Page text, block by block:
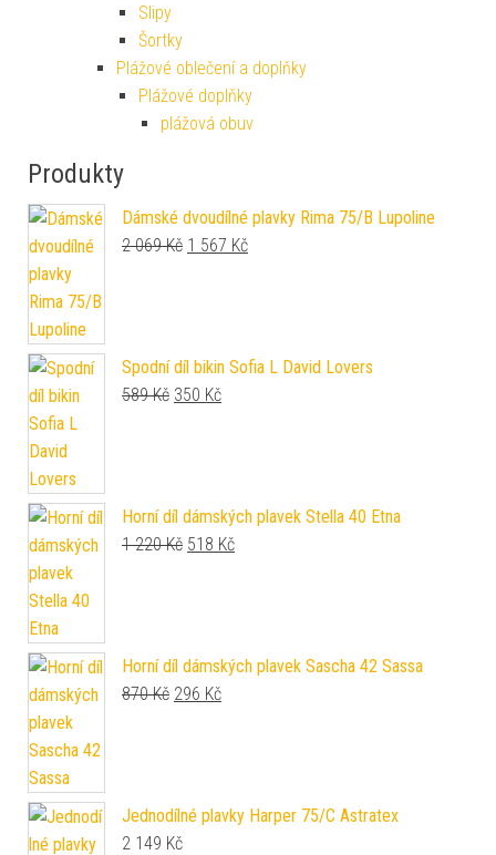
Slipy
Šortky
Plážové oblečení a doplňky
Plážové doplňky
plážová obuv
Produkty
Dámské dvoudílné plavky Rima 75/B Lupoline
2 069Kč Original price was: 2 069 Kč.
1 567 KčCurrent price is: 1 567 Kč.
Spodní díl bikin Sofia L David Lovers
589Kč Original price was: 589 Kč.
350 KčCurrent price is: 350 Kč.
Horní díl dámských plavek Stella 40 Etna
1 220Kč Original price was: 1 220 Kč.
518 KčCurrent price is: 518 Kč.
Horní díl dámských plavek Sascha 42 Sassa
870Kč Original price was: 870 Kč.
296 KčCurrent price is: 296 Kč.
Jednodílné plavky Harper 75/C Astratex
2 149 Kč